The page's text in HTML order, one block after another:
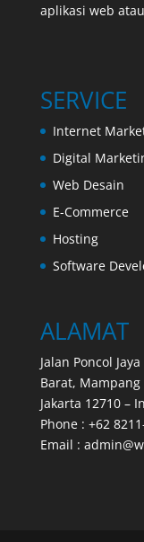
aplikasi web
SERVICE
Internet
Digital
Web Desain
E-Commerce
Hosting
Software
ALAMAT
Jalan Poncol
Barat, Mampang
Jakarta 12710 –
Phone : +62
Email :